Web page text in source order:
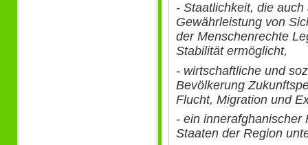
- Staatlichkeit, die
Gewährleistung von
der Menschenrechte
Stabilität ermöglicht,
- wirtschaftliche und
Bevölkerung
Flucht, Migration und
- ein innerafghanischer
Staaten der Region